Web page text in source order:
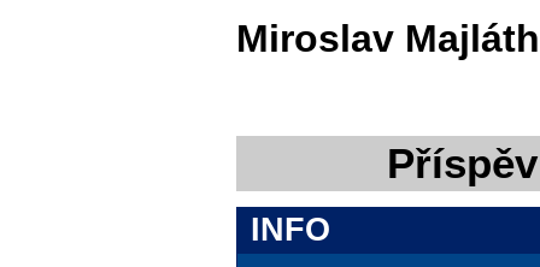
Miroslav Majláth
INFO